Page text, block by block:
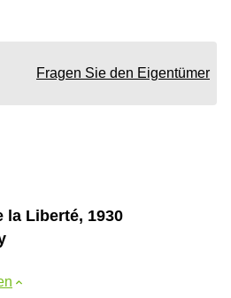
Fragen Sie den Eigentümer
la Liberté, 1930